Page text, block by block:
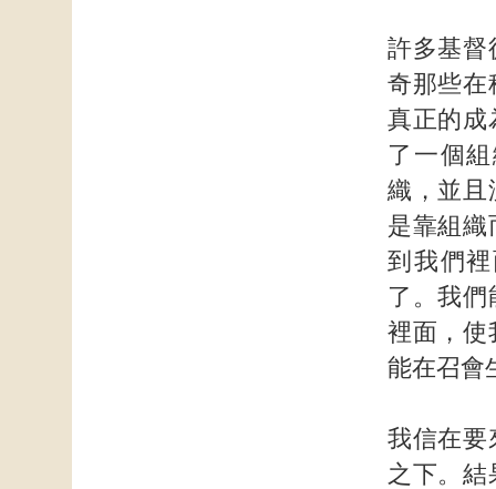
許多基督
奇那些在
真正的成
了一個
織，並且
是靠組織
到我們
了。我
裡面，使
能在召會
我信在要
之下。